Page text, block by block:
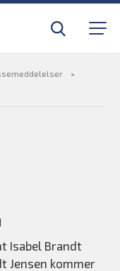
Isabel Brandt
Jensen kommer